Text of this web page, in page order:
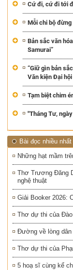
Cứ đi, cứ đi tới
Mỗi chi bộ đừng
Bản sắc văn
Samurai”
“Giữ gìn bản
Văn kiện Đại
Tạm biệt chim
"Tháng Tư,
Bài đọc nhiều nhất
Những hạt mầm
Thơ Trương Đăng
nghệ thuật
Giải Booker 2026:
Thơ dự thi của Đào
Đường về lòng dân
Thơ dự thi của
5 hoạ sĩ cùng kể